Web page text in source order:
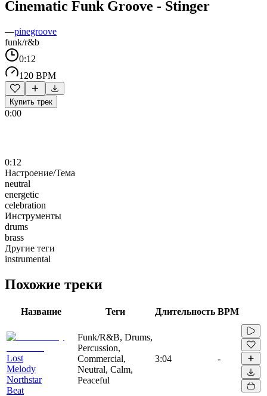
Cinematic Funk Groove - Stinger
—pinegroove
funk/r&b
0:12
120 BPM
Купить трек
0:00
0:12
Настроение/Тема
neutral
energetic
celebration
Инструменты
drums
brass
Другие теги
instrumental
Похожие треки
Название Теги Длительность BPM
Lost
Melody
Northstar
Beat
Funk/R&B, Drums,
Percussion,
Commercial,
Neutral, Calm,
Peaceful
3:04 -